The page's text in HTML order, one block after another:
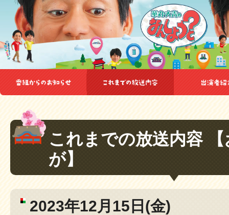
これまでの放送内容
が】
2023年12月15日(金)